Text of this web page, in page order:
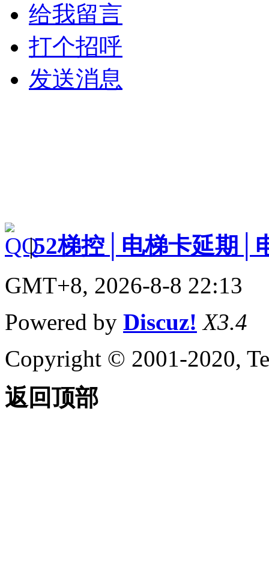
给我留言
打个招呼
发送消息
|52梯控│电梯卡延期│
GMT+8, 2026-8-8 22:13
Powered by Discuz! X3.4
Copyright © 2001-2020,
返回顶部